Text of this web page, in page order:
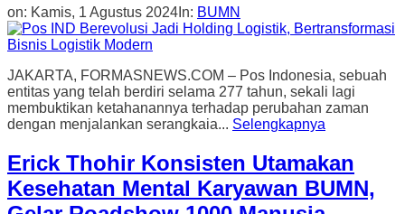
on: Kamis, 1 Agustus 2024 In: BUMN
JAKARTA, FORMASNEWS.COM – Pos Indonesia, sebuah
entitas yang telah berdiri selama 277 tahun, sekali lagi
membuktikan ketahanannya terhadap perubahan zaman
dengan menjalankan serangkaia... Selengkapnya
Erick Thohir Konsisten Utamakan
Kesehatan Mental Karyawan BUMN,